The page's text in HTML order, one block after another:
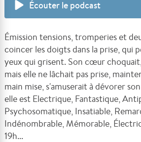
Écouter le podcast
Émission tensions, tromperies et
coincer les doigts dans la prise, qui
yeux qui grisent. Son cœur
mais elle ne lâchait pas prise,
main mise, s'amuserait à dévorer
elle est Electrique, Fantastique,
Psychosomatique, Insatiable,
Indénombrable, Mémorable,
19h...